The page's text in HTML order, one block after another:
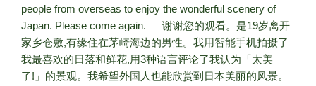
people from overseas to enjoy the wonderful scenery of
Japan. Please come again. 谢谢您的观看。是19岁离开
家乡仓敷,有缘住在茅崎海边的男性。我用智能手机拍摄了
我最喜欢的日落和鲜花,用3种语言评论了我认为「太美
了!」的景观。我希望外国人也能欣赏到日本美丽的风景。